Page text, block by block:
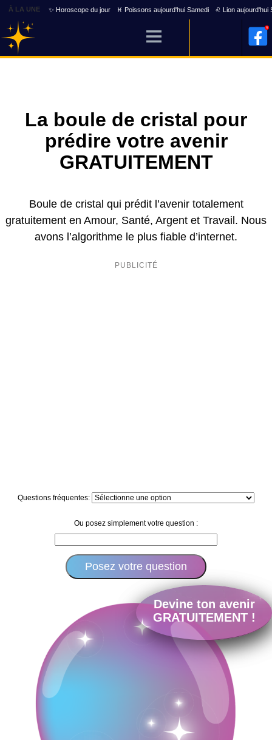
À LA UNE ✨ Horoscope du jour ♓ Poissons aujourd'hui Samedi ♌ Lion aujourd'hui
La boule de cristal pour
prédire votre avenir
GRATUITEMENT
Boule de cristal qui prédit l’avenir totalement
gratuitement en Amour, Santé, Argent et Travail. Nous
avons l’algorithme le plus fiable d’internet.
Questions fréquentes:
Ou posez simplement votre question :
Posez votre question
Devine ton avenir
GRATUITEMENT !